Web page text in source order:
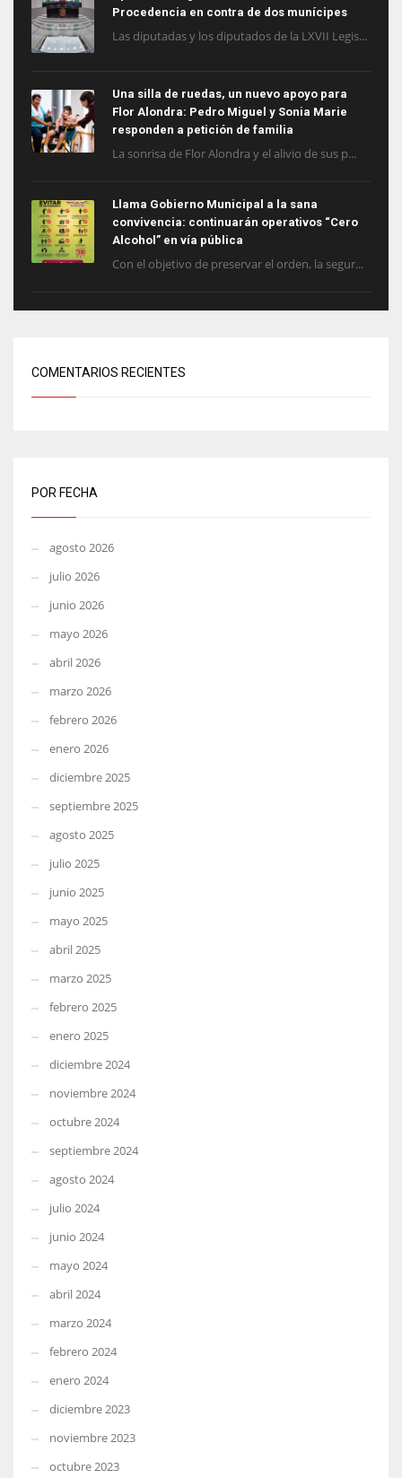
Procedencia en contra de dos munícipes
Las diputadas y los diputados de la LXVII Legis...
Una silla de ruedas, un nuevo apoyo para
Flor Alondra: Pedro Miguel y Sonia Marie
responden a petición de familia
La sonrisa de Flor Alondra y el alivio de sus p...
Llama Gobierno Municipal a la sana
convivencia: continuarán operativos “Cero
Alcohol” en vía pública
Con el objetivo de preservar el orden, la segur...
COMENTARIOS RECIENTES
POR FECHA
agosto 2026
julio 2026
junio 2026
mayo 2026
abril 2026
marzo 2026
febrero 2026
enero 2026
diciembre 2025
septiembre 2025
agosto 2025
julio 2025
junio 2025
mayo 2025
abril 2025
marzo 2025
febrero 2025
enero 2025
diciembre 2024
noviembre 2024
octubre 2024
septiembre 2024
agosto 2024
julio 2024
junio 2024
mayo 2024
abril 2024
marzo 2024
febrero 2024
enero 2024
diciembre 2023
noviembre 2023
octubre 2023